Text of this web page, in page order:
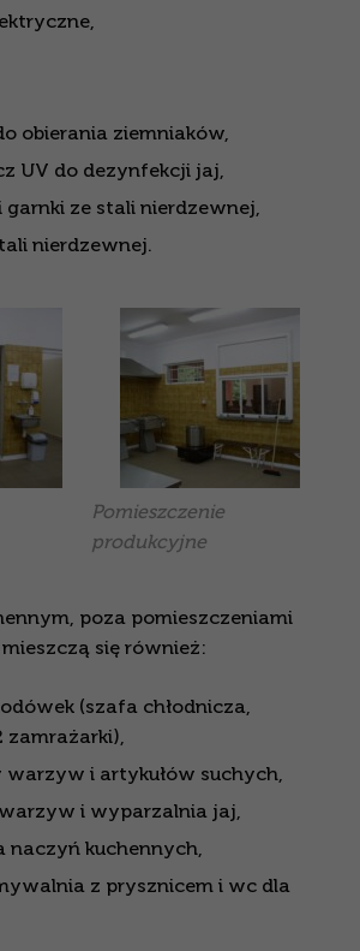
obierania ziemniaków,
UV do dezynfekcji jaj,
garnki ze stali nierdzewnej,
nierdzewnej.
Pomieszczenie
produkcyjne
poza pomieszczeniami
się również:
(szafa chłodnicza,
zamrażarki),
i artykułów suchych,
i wyparzalnia jaj,
naczyń kuchennych,
z prysznicem i wc dla